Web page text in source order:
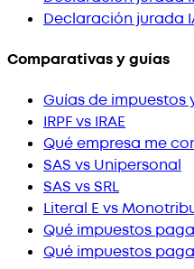
Declaración jurada
Comparativas y guías
Guías de impuestos
IRPF vs IRAE
Qué empresa me
SAS vs Unipersonal
SAS vs SRL
Literal E vs
Qué impuestos
Qué impuestos